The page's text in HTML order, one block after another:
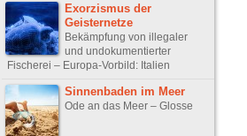
Exorzismus der
Geisternetze
Bekämpfung von illegaler
und undokumentierter
Fischerei – Europa-Vorbild: Italien
Sinnenbaden im Meer
Ode an das Meer – Glosse